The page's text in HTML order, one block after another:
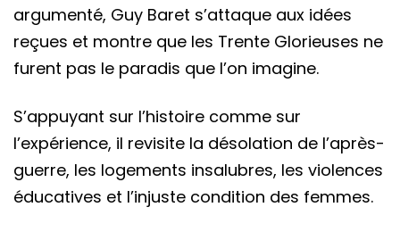
argumenté, Guy Baret s’attaque aux idées
reçues et montre que les Trente Glorieuses ne
furent pas le paradis que l’on imagine.
S’appuyant sur l’histoire comme sur
l’expérience, il revisite la désolation de l’après-
guerre, les logements insalubres, les violences
éducatives et l’injuste condition des femmes.